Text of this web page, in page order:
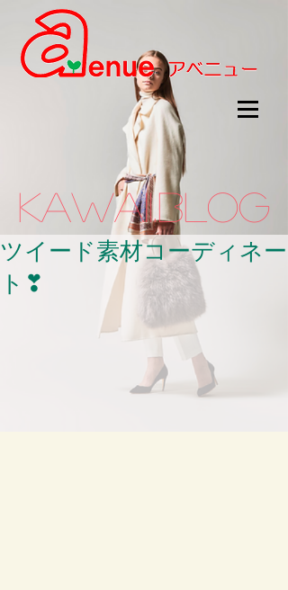
kawaii.BLOG
ツイード素材コーディネー
ト❣